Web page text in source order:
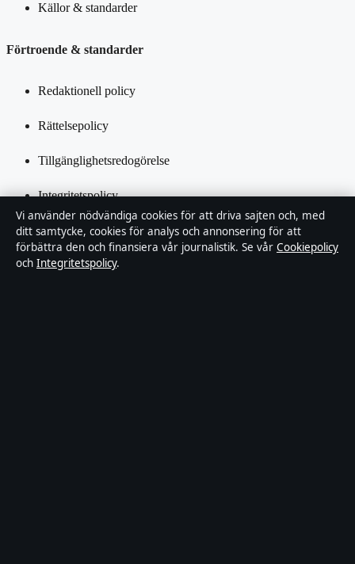
Källor & standarder
Förtroende & standarder
Redaktionell policy
Rättelsepolicy
Tillgänglighetsredogörelse
Integritetspolicy
Kändisar & integritet
Om Samtidsmagasinet i korthet
Vi använder nödvändiga cookies för att driva sajten och, med
ditt samtycke, cookies för analys och annonsering för att
förbättra den och finansiera vår journalistik. Se vår Cookiepolicy
och Integritetspolicy.